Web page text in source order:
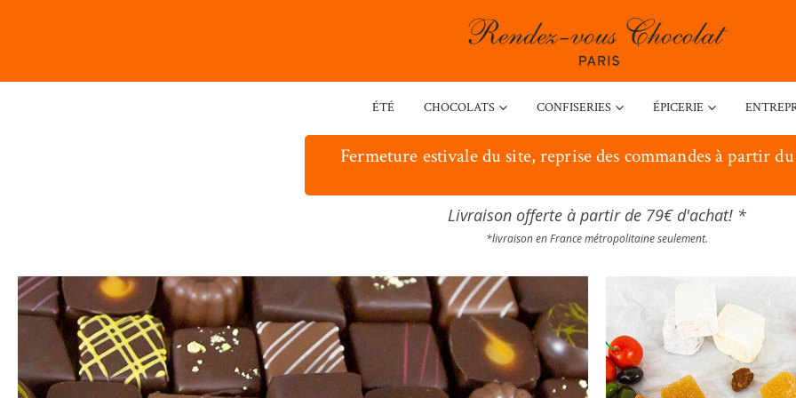
ÉTÉ CHOCOLATS CONFISERIES ÉPICERIE
Fermeture estivale du site, reprise des commandes à partir
Livraison offerte à partir de 79€ d'achat! *
*livraison en France métropolitaine seulement.